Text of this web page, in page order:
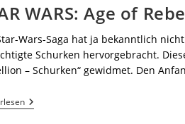
WARS: Age of
Wars-Saga hat ja bekanntlich
Schurken hervorgebracht.
– Schurken“ gewidmet. Den